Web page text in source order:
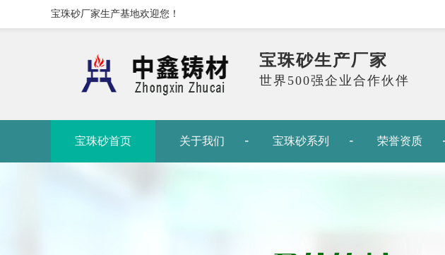
宝珠砂厂家生产基地欢迎您！
宝珠砂生产厂家
世界500强企业合作伙伴
宝珠砂首页 关于我们 宝珠砂系列 荣誉资质